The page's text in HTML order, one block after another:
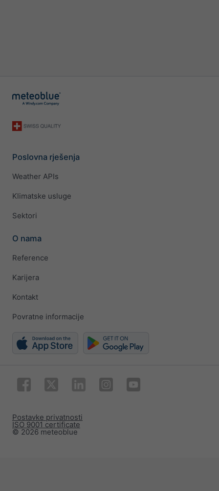
Poslovna rješenja
Weather APIs
Klimatske usluge
Sektori
O nama
Reference
Karijera
Kontakt
Povratne informacije
© 2026 meteoblue
ISO 9001 certificate
Postavke privatnosti